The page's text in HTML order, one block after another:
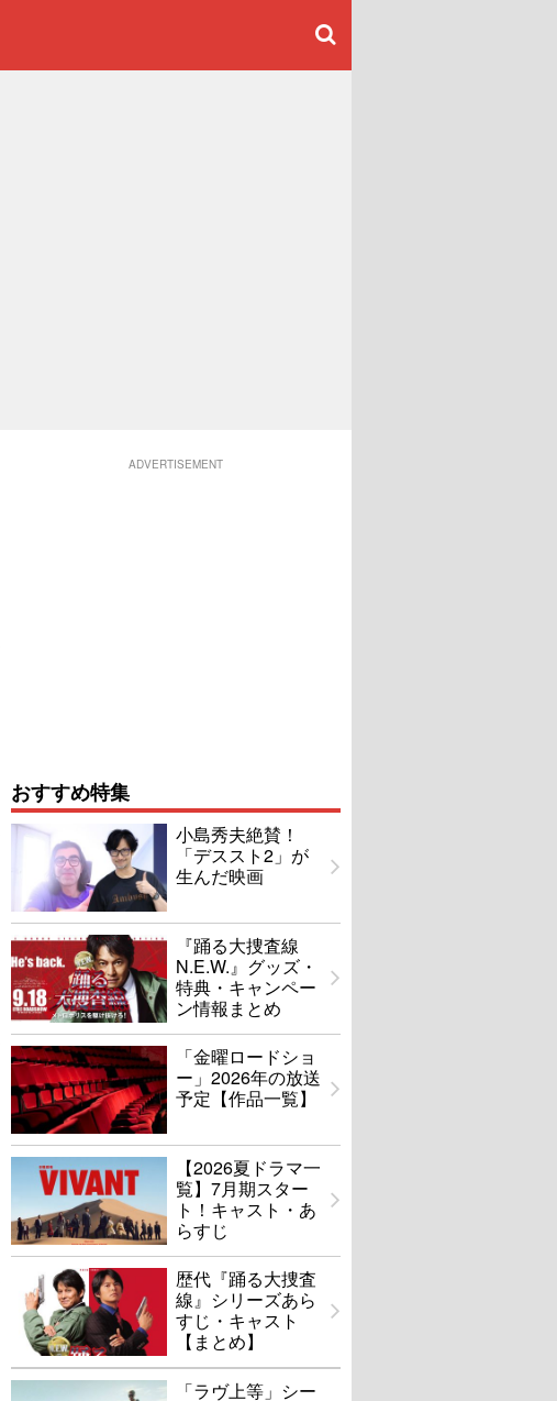
ADVERTISEMENT
おすすめ特集
小島秀夫絶賛！
「デススト2」が
生んだ映画
『踊る大捜査線
N.E.W.』グッズ・
特典・キャンペー
ン情報まとめ
「金曜ロードショ
ー」2026年の放送
予定【作品一覧】
【2026夏ドラマ一
覧】7月期スター
ト！キャスト・あ
らすじ
歴代『踊る大捜査
線』シリーズあら
すじ・キャスト
【まとめ】
「ラヴ上等」シー